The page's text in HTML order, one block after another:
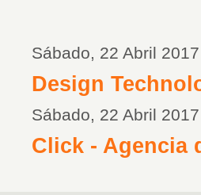
Sábado, 22 Abril
Design
Sábado, 22 Abril
Click - Agencia